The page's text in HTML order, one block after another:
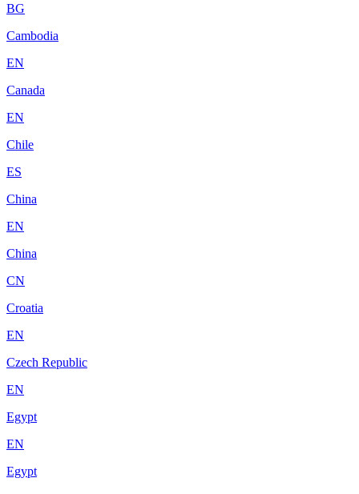
BG
Cambodia
EN
Canada
EN
Chile
ES
China
EN
China
CN
Croatia
EN
Czech Republic
EN
Egypt
EN
Egypt